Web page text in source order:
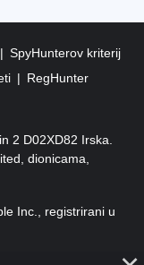
SpyHunterov kriterij
RegHunter
2 D02XD82 Irska.
dionicama,
Inc., registrirani u